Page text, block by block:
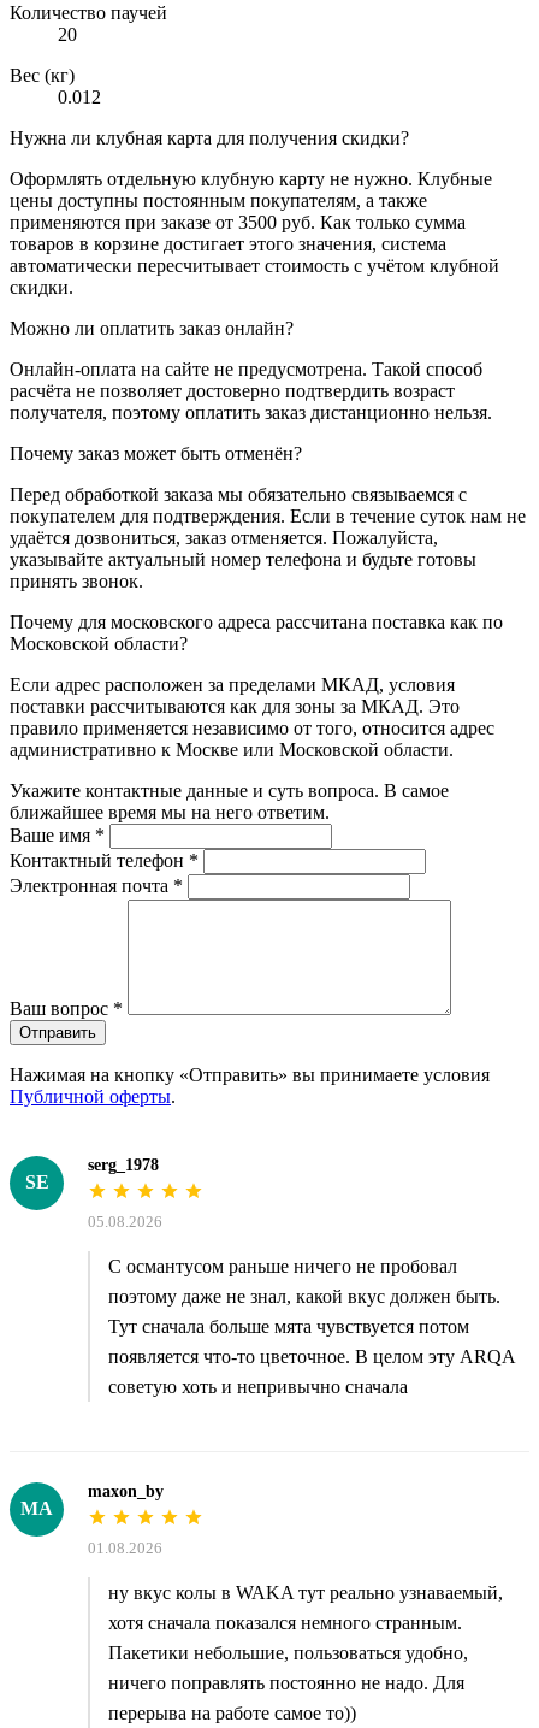
Количество паучей
20
Вес (кг)
0.012
Нужна ли клубная карта для получения скидки?
Оформлять отдельную клубную карту не нужно. Клубные
цены доступны постоянным покупателям, а также
применяются при заказе от 3500 руб. Как только сумма
товаров в корзине достигает этого значения, система
автоматически пересчитывает стоимость с учётом клубной
скидки.
Можно ли оплатить заказ онлайн?
Онлайн-оплата на сайте не предусмотрена. Такой способ
расчёта не позволяет достоверно подтвердить возраст
получателя, поэтому оплатить заказ дистанционно нельзя.
Почему заказ может быть отменён?
Перед обработкой заказа мы обязательно связываемся с
покупателем для подтверждения. Если в течение суток нам не
удаётся дозвониться, заказ отменяется. Пожалуйста,
указывайте актуальный номер телефона и будьте готовы
принять звонок.
Почему для московского адреса рассчитана поставка как по
Московской области?
Если адрес расположен за пределами МКАД, условия
поставки рассчитываются как для зоны за МКАД. Это
правило применяется независимо от того, относится адрес
административно к Москве или Московской области.
Укажите контактные данные и суть вопроса. В самое
ближайшее время мы на него ответим.
Ваше имя *
Контактный телефон *
Электронная почта *
Ваш вопрос *
Отправить
Нажимая на кнопку «Отправить» вы принимаете условия
Публичной оферты.
SE
serg_1978
05.08.2026
С османтусом раньше ничего не пробовал
поэтому даже не знал, какой вкус должен быть.
Тут сначала больше мята чувствуется потом
появляется что-то цветочное. В целом эту ARQA
советую хоть и непривычно сначала
MA
maxon_by
01.08.2026
ну вкус колы в WAKA тут реально узнаваемый,
хотя сначала показался немного странным.
Пакетики небольшие, пользоваться удобно,
ничего поправлять постоянно не надо. Для
перерыва на работе самое то))